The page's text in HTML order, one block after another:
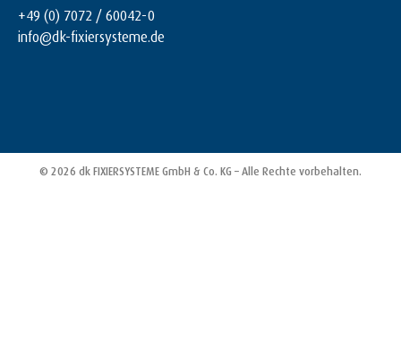
+49 (0) 7072 / 60042-0
info@dk-fixiersysteme.de
© 2026 dk FIXIERSYSTEME GmbH & Co. KG – Alle Rechte vorbehalten.